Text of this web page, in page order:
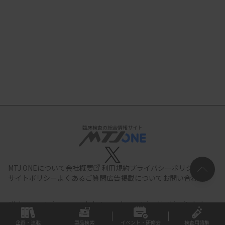
臨床検査の総合情報サイト
MTJ ONEについて会社概要 利用規約プライバシーポリシー
サイトポリシー よくあるご質問広告掲載について お問い合わせ
All documents,images and photographs contained in this site belong
to JIHO,Inc.
Use of these documents, images and photographs is
strictly prohibited.Copyright (C) JIHO,Inc.
企画・連載 製品検索 イベント・研修会 検査用語集